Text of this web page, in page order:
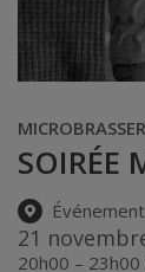
SOIRÉE
21
20h00 –